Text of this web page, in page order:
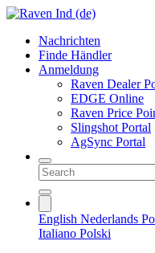
Nachrichten
Finde Händler
Anmeldung
Raven Dealer
EDGE Online
Raven Price
Slingshot Portal
AgSync Portal
English Nederlands
Italiano Polski